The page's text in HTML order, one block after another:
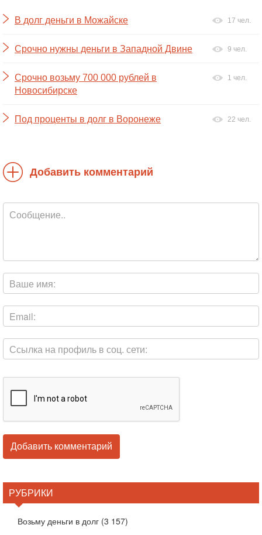
В долг деньги в Можайске 17 чел.
Срочно нужны деньги в Западной Двине 9 чел.
Срочно возьму 700 000 рублей в
Новосибирске
1 чел.
Под проценты в долг в Воронеже 22 чел.
Добавить комментарий
РУБРИКИ
Возьму деньги в долг (3 157)